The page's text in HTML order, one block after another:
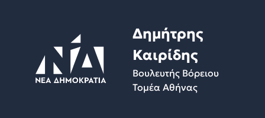
Δημήτρης
Καιρίδης
Βουλευτής Βόρειου
Τομέα Αθήνας